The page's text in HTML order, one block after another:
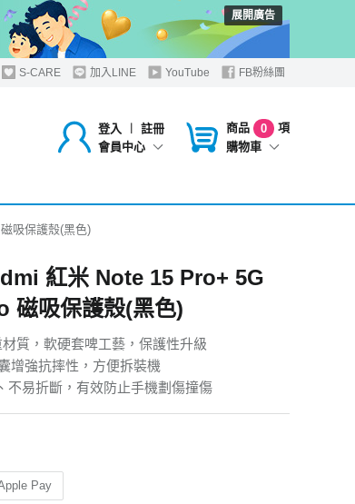
展開廣告
S-CARE 加入LINE YouTube FB粉絲團
登入 ︱
註冊
會員中心
商品 0
項
購物車
吸保護殼(黑色)
紅米 Note 15 Pro+ 5G
磁吸保護殼(黑色)
材質，軟硬套啤工藝，保護性升級
增強抗摔性，方便拆裝機
不易折斷，有效防止手機劃傷撞傷
Pay